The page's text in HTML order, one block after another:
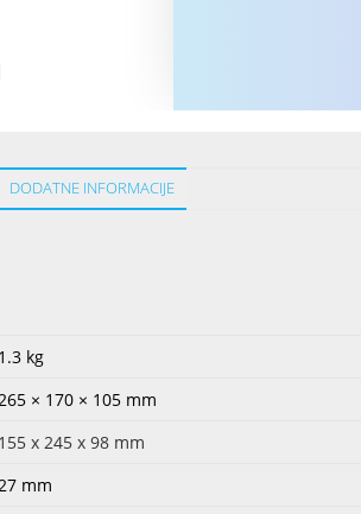
DODATNE INFORMACIJE
1.3 kg
× 170 × 105 mm
155 x 245 x 98 mm
mm